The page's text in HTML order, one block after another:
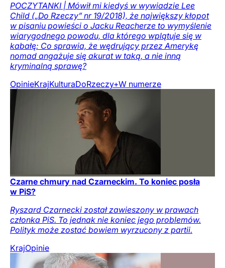
POCZYTANKI | Mówił mi kiedyś w wywiadzie Lee
Child („Do Rzeczy” nr 19/2018), że największy kłopot
w pisaniu powieści o Jacku Reacherze to wymyślenie
wiarygodnego powodu, dla którego wplątuje się w
kabałę: Co sprawia, że wędrujący przez Amerykę
nomad angażuje się akurat w taką, a nie inną
kryminalną sprawę?
OpinieKrajKulturaDoRzeczy+W numerze
Czarne chmury nad Czarneckim. To koniec posła
w PiS?
Ryszard Czarnecki został zawieszony w prawach
członka PiS. To jednak nie koniec jego problemów.
Polityk może zostać bowiem wyrzucony z partii.
KrajOpinie